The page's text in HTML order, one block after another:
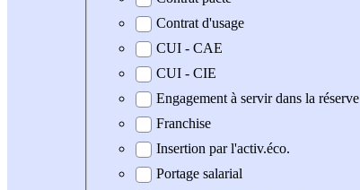
Contrat d'usage
CUI - CAE
CUI - CIE
Engagement à servir dans la réserve
Franchise
Insertion par l'activ.éco.
Portage salarial